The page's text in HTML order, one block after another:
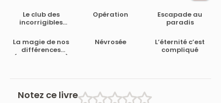
Le club des
incorrigibles
Opération
Escapade au
paradis
La magie de nos
différences
(French Edition)
Névrosée
L’éternité c’est
compliqué
Notez ce livre